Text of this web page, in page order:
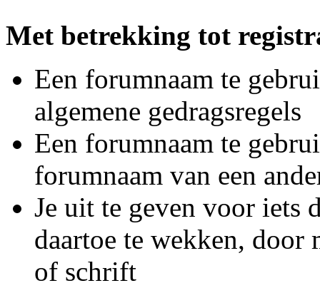
Met betrekking tot
Een forumnaam te
algemene gedragsregels
Een forumnaam te
forumnaam van een
Je uit te geven voor iets
daartoe te wekken,
of schrift